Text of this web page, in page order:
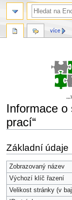
Informace o
prací“
na
navigaci
na
vyhledávání
Základní údaje
Zobrazovaný název
Výchozí klíč řazení
Velikost stránky (v
více